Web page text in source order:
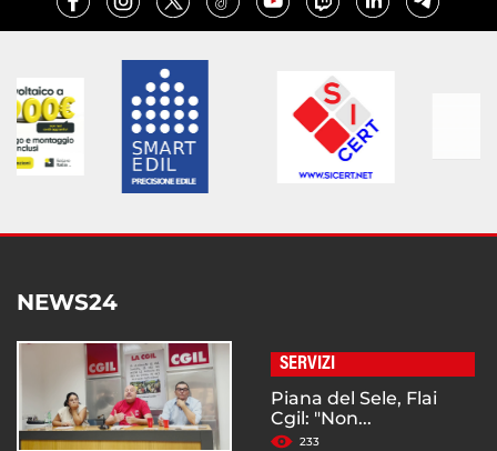
NEWS24
SERVIZI
Piana del Sele, Flai
Cgil: "Non...
233